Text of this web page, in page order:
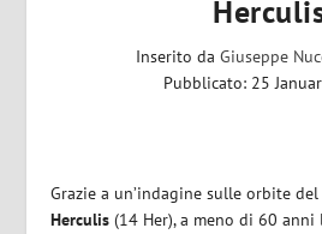
Inserito da Giuseppe
Pubblicato: 25
Grazie a un’indagine sulle orbite
Herculis (14 Her), a meno di 60